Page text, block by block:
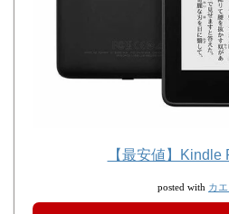
【最安値】Kindle
posted with カ